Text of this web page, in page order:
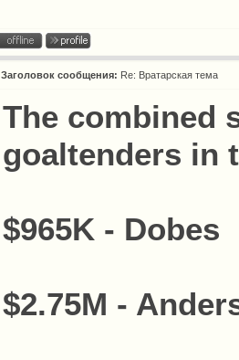
Заголовок сообщения: Re: Вратарская тема
The combined
goaltenders in
$965K - Dobes
$2.75M -